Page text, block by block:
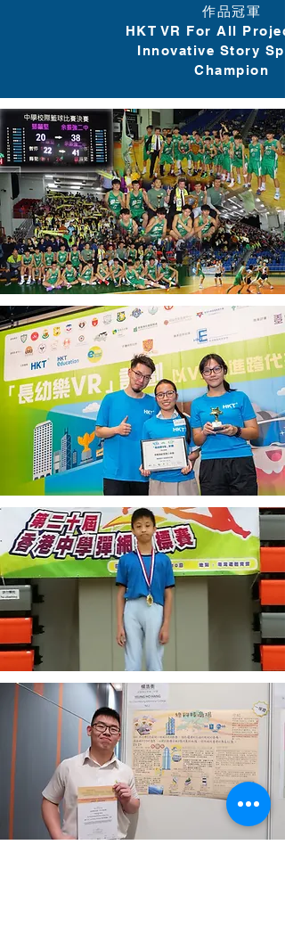
作品冠軍
HKT VR For All
Innovative Story
Champion